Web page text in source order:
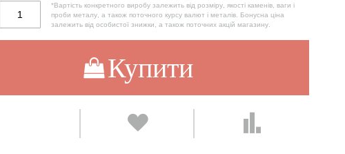
*Вартість конкретного виробу залежить від розміру, якості каменів, ваги і
проби металу, а також поточного курсу валют і металів. Бонусна ціна
залежить від особистої знижки, а також поточних акцій магазину.
Купити